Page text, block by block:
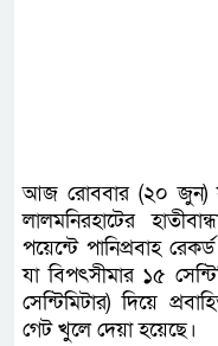
আজ রোববার (২০ জুন)
লালমনিরহাটের
পয়েন্টে পানিপ্রবাহ
যা বিপৎসীমার ১৫
সেন্টিমিটার) দিয়ে
গেট খুলে দেয়া হয়েছে।